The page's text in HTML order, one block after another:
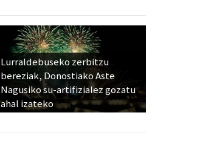
Lurraldebuseko zerbitzu
bereziak, Donostiako Aste
Nagusiko su-artifizialez gozatu
ahal izateko